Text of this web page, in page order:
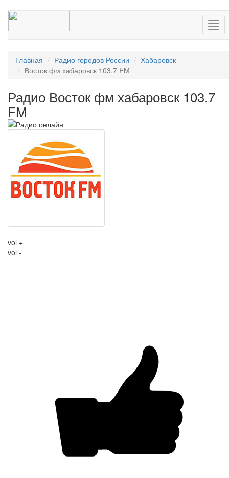
Главная Радио городов России
Хабаровск
Восток фм хабаровск 103.7 FM
Радио Восток фм хабаровск 103.7
FM
vol +
vol -